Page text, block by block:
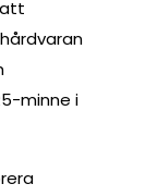
minne i